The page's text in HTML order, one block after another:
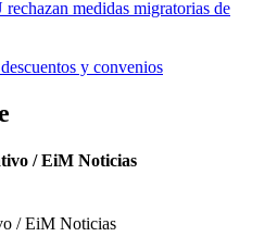
medidas migratorias de
y convenios
/ EiM Noticias
/ EiM Noticias